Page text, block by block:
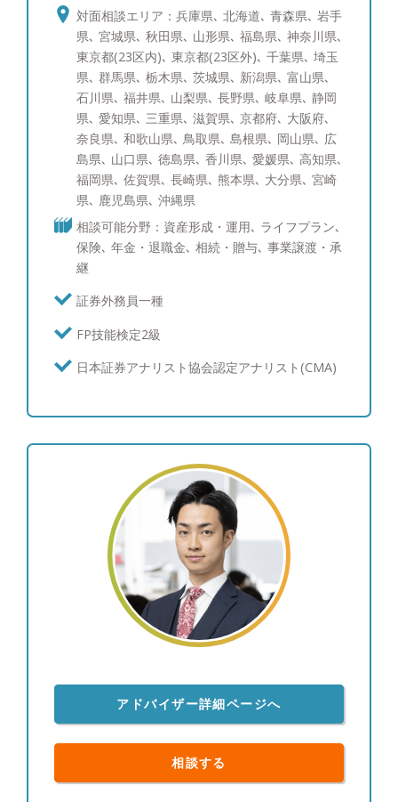
裕層のご相談者様にもさまざまなお悩みがあるかと
存じます。 一方でそのお悩みは、資産運用、贈
与・相続を含めた資産承継、事業承継、投資教育、
に大きく分けられるかと存じます。そのそれぞれに
ついて海外を含めて経験を10年以上積み重ねて参り
ました。 すでにアドバイザーが担当しているお客
様も、これからご検討されるお客様にも満足いただ
けるサービスをご提供できるかと存じます。 【資
産運用：ポートフォリオ分析と債券運用への取り組
み】 ポートフォリオ分析では、ブルームバーグと
いう機関投資家含めたプロ投資家が愛用する専用情
報端末を使い、サービスをご提供しています。債券
運用のスキルは三菱UFJメリルリンチPB証券時代に
磨かれ、シンガポールへの社費留学経験を活かし、
海外の最新情報を収集しています。現在ポートフォ
討中の方々にも、期待にお応え出来るサービスを提
供させて頂けることと自負しています。 【資産運
用：ポートフォリオ運用について】 富裕層の皆様
多くいただくため、個別株よりも値動きが安定的な
債券と、インデックス投信やETFの組み合わせを中
心にご提案を行い、継続的な利息とキャピタルゲイ
ンを目指すポートフォリオを構築しています。 結
果としてお客様からは、上下はあるもののご納得い
ただける運用を行えていることから、「亀井さんに
任せて良かった。」と喜んでいただけることが多い
です。 【資産運用：情報収集への取り組み】 とり
わけ債券投資の情報は一般に公開されていないもの
も多いため、週に一度海外の公的機関の一次情報を
確認し、個人でブルームバーグ端末を契約して情報
収集に努めています。商品別の過去の値動きやその
【投資教育】 私立大学でライフプランニングを教
えていた経験を通じて、富裕層のお客様のご子息、
ご令嬢に対して投資教育を実施させていただいてお
ります。 【大切にしていること】 「自分が心の底
から思っていること」をお伝えすることです。マー
ケットの状況が悲観的でもごまかすことはありませ
対面相談エリア：兵庫県､ 北海道､ 青森県､ 岩手
県､ 宮城県､ 秋田県､ 山形県､ 福島県､ 神奈川県､
東京都(23区内)､ 東京都(23区外)､ 千葉県､ 埼玉
県､ 群馬県､ 栃木県､ 茨城県､ 新潟県､ 富山県､
石川県､ 福井県､ 山梨県､ 長野県､ 岐阜県､ 静岡
県､ 愛知県､ 三重県､ 滋賀県､ 京都府､ 大阪府､
奈良県､ 和歌山県､ 鳥取県､ 島根県､ 岡山県､ 広
島県､ 山口県､ 徳島県､ 香川県､ 愛媛県､ 高知県､
福岡県､ 佐賀県､ 長崎県､ 熊本県､ 大分県､ 宮崎
県､ 鹿児島県､ 沖縄県
相談可能分野：資産形成・運用､ ライフプラン､
保険､ 年金・退職金､ 相続・贈与､ 事業譲渡・承
継
証券外務員一種
FP技能検定2級
日本証券アナリスト協会認定アナリスト(CMA)
アドバイザー詳細ページへ
相談する